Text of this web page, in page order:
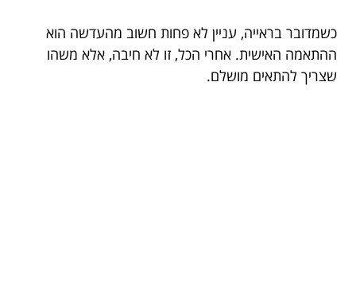
כשמדובר בראייה, עניין לא פחות חשוב מהעדשה הוא
ההתאמה האישית. אחרי הכל, זו לא חיבה, אלא משהו
שצריך להתאים מושלם.